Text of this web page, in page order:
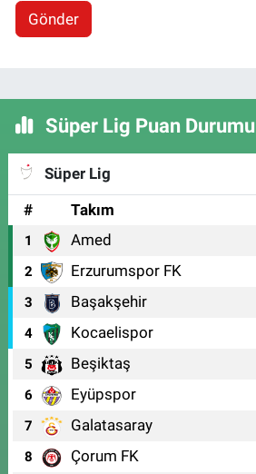
Gönder
Süper Lig Puan Durumu
Süper Lig
#
Takım
1 Amed
2 Erzurumspor FK
3 Başakşehir
4 Kocaelispor
5 Beşiktaş
6 Eyüpspor
7 Galatasaray
8 Çorum FK